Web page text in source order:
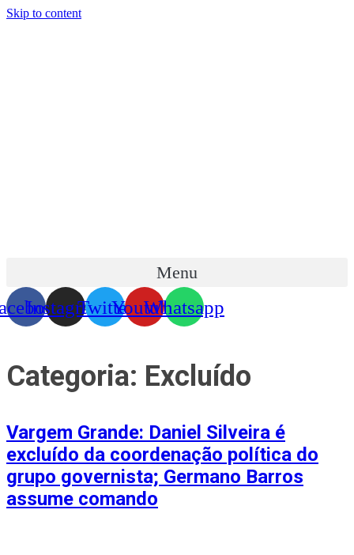
Skip to content
Menu
InstagramTwitterYoutubeWhatsapp
Categoria: Excluído
Vargem Grande: Daniel Silveira é
excluído da coordenação política do
grupo governista; Germano Barros
assume comando